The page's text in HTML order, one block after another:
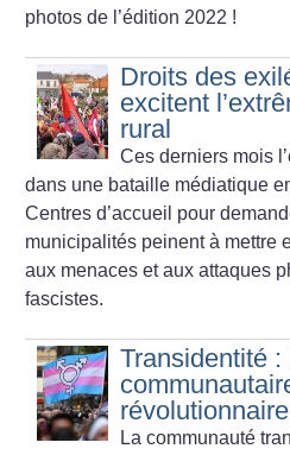
photos de l’édition 2022 !
Droits des
excitent
rural
Ces derniers mois
dans une bataille médiatique
Centres d’accueil pour
municipalités peinent à mettre
aux menaces et aux attaques
fascistes.
Transidentité :
révolutionnaire
La communauté